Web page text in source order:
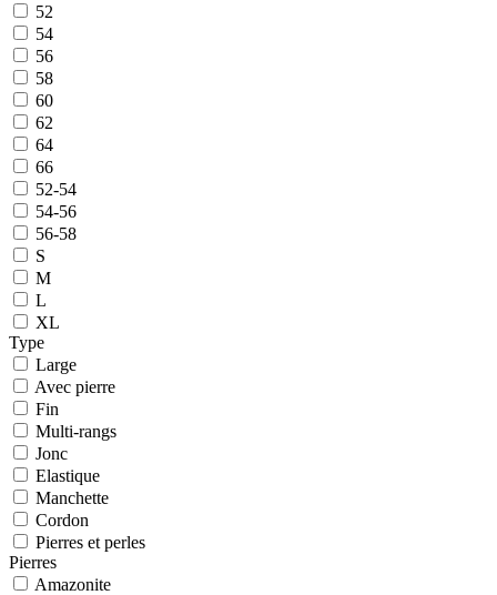
52
54
56
58
60
62
64
66
52-54
54-56
56-58
S
M
L
XL
Type
Large
Avec pierre
Fin
Multi-rangs
Jonc
Elastique
Manchette
Cordon
Pierres et perles
Pierres
Amazonite